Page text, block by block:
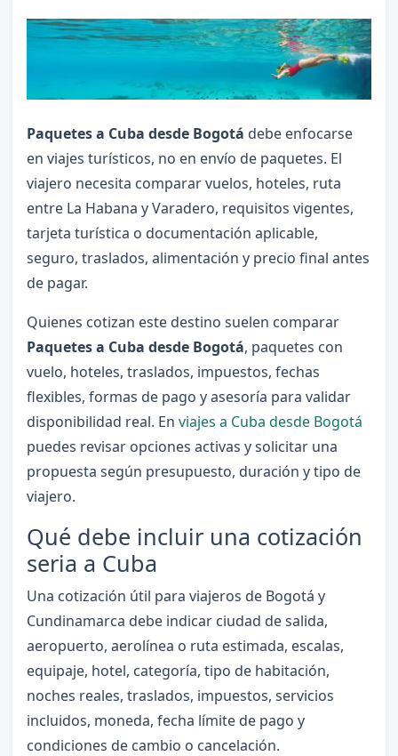
Paquetes a Cuba desde Bogotá debe enfocarse
en viajes turísticos, no en envío de paquetes. El
viajero necesita comparar vuelos, hoteles, ruta
entre La Habana y Varadero, requisitos vigentes,
tarjeta turística o documentación aplicable,
seguro, traslados, alimentación y precio final antes
de pagar.
Quienes cotizan este destino suelen comparar
Paquetes a Cuba desde Bogotá, paquetes con
vuelo, hoteles, traslados, impuestos, fechas
flexibles, formas de pago y asesoría para validar
disponibilidad real. En viajes a Cuba desde Bogotá
puedes revisar opciones activas y solicitar una
propuesta según presupuesto, duración y tipo de
viajero.
Qué debe incluir una cotización
seria a Cuba
Una cotización útil para viajeros de Bogotá y
Cundinamarca debe indicar ciudad de salida,
aeropuerto, aerolínea o ruta estimada, escalas,
equipaje, hotel, categoría, tipo de habitación,
noches reales, traslados, impuestos, servicios
incluidos, moneda, fecha límite de pago y
condiciones de cambio o cancelación.